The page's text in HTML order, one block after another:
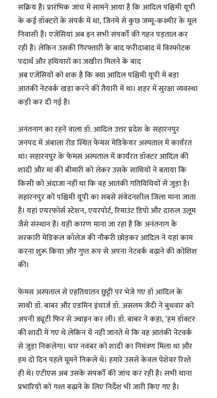
सक्रिय हैं। प्रारंभिक जांच में सामने आया है कि आदिल पश्चिमी यूपी
के कई डॉक्टरों के संपर्क में था, जिनमें से कुछ जम्मू-कश्मीर के मूल
निवासी हैं। एजेंसियां अब इन सभी संपर्कों की गहन पड़ताल कर
रही हैं। लेकिन उसकी गिरफ्तारी के बाद फरीदाबाद में विस्फोटक
पदार्थ और हथियारों का जखीरा मिलने के बाद
अब एजेंसियों को शक है कि क्या आदिल पश्चिमी यूपी में बड़ा
आतंकी नेटवर्क खड़ा करने की तैयारी में था। शहर में सुरक्षा व्यवस्था
कड़ी कर दी गई है।
अनंतनाग का रहने वाला डॉ. आदिल उत्तर प्रदेश के सहारनपुर
जनपद में अंबाला रोड स्थित फेमस मेडिकेयर अस्पताल में कार्यरत
था। सहारनपुर के फेमस अस्पताल में कार्यरत डॉक्टर आदिल की
शादी और मां की बीमारी को लेकर उसके साथियों ने बताया कि
किसी को अंदाजा नहीं था कि वह आतंकी गतिविधियों से जुड़ा है।
सहारनपुर को पश्चिमी यूपी का सबसे संवेदनशील जिला माना जाता
है। यहां एयरफोर्स स्टेशन, एयरपोर्ट, रिमाउंट डिपो और दारुल उलूम
जैसे संस्थान हैं। यही कारण माना जा रहा है कि अनंतनाग के
सरकारी मेडिकल कॉलेज की नौकरी छोड़कर आदिल ने यहां काम
करना शुरू किया और गुप्त रूप से अपना नेटवर्क बढ़ाने की कोशिश
की।
फेमस अस्पताल से एहतियातन छुट्टी पर भेजे गए डॉ आदिल के
साथी डॉ. बाबर और एडमिन इंचार्ज डॉ. असलम जैदी ने बुधवार को
अपनी ड्यूटी फिर से ज्वाइन कर ली। डॉ. बाबर ने कहा, ‘हम डॉक्टर
की शादी में गए थे लेकिन ये नहीं जानते थे कि वह आतंकी नेटवर्क
से जुड़ा निकलेगा। चार नवंबर को शादी का निमंत्रण मिला था और
हम दो दिन पहले घूमने निकले थे। हमारे उससे केवल पेशेवर रिश्ते
ही थे। एटीएस अब उसके संपर्कों की जांच कर रही है। सभी थाना
प्रभारियों को गश्त बढ़ाने के लिए निर्देश भी जारी किए गए है।